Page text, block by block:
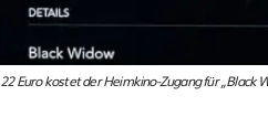
22 Euro kostet der Heimkino-Zugang für „Black